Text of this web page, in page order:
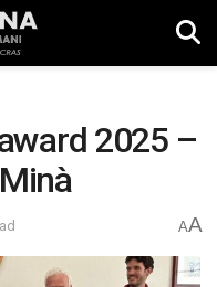
2025 –
AA